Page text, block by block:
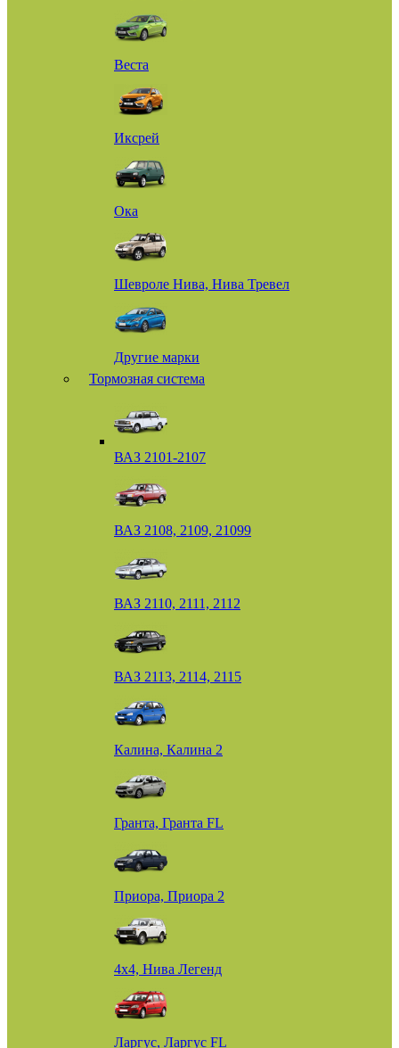
Веста
Иксрей
Ока
Шевроле Нива, Нива Тревел
Другие марки
Тормозная система
ВАЗ 2101-2107
ВАЗ 2108, 2109, 21099
ВАЗ 2110, 2111, 2112
ВАЗ 2113, 2114, 2115
Калина, Калина 2
Гранта, Гранта FL
Приора, Приора 2
4х4, Нива Легенд
Ларгус, Ларгус FL